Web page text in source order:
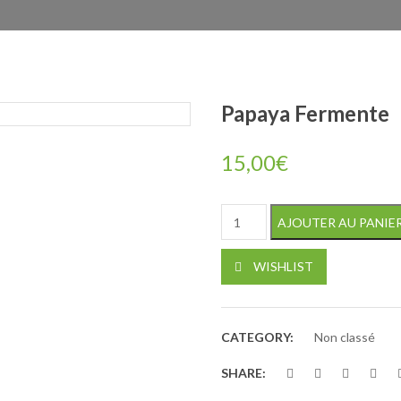
Papaya Fermente
15,00€
AJOUTER AU
WISHLIST
CATEGORY: Non classé
SHARE: